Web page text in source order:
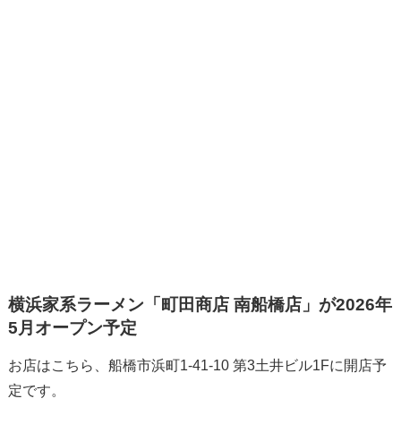
横浜家系ラーメン「町田商店 南船橋店」が2026年
5月オープン予定
お店はこちら、船橋市浜町1-41-10 第3土井ビル1Fに開店予
定です。